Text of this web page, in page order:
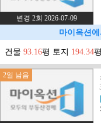
변경 2회 2026-07-09
마이옥션
건물 93.16평 토지 194.34평
2일 남음